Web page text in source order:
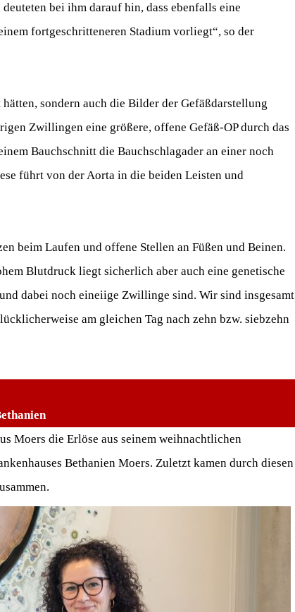
bei ihm darauf hin, dass ebenfalls eine
fortgeschritteneren Stadium vorliegt“, so der
sondern auch die Bilder der Gefäßdarstellung
Zwillingen eine größere, offene Gefäß-OP durch das
Bauchschnitt die Bauchschlagader an einer noch
führt von der Aorta in die beiden Leisten und
beim Laufen und offene Stellen an Füßen und Beinen.
Blutdruck liegt sicherlich aber auch eine genetische
dabei noch eineiige Zwillinge sind. Wir sind insgesamt
am gleichen Tag nach zehn bzw. siebzehn
Moers die Erlöse aus seinem weihnachtlichen
Bethanien Moers. Zuletzt kamen durch diesen